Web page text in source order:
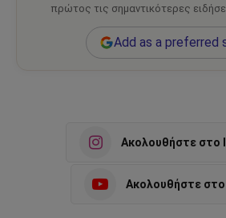
πρώτος τις σημαντικότερες
Add as a preferred
Ακολουθήστε στο
Ακολουθήστε στο